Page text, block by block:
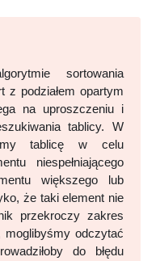
sortowania
z podziałem opartym
na uproszczeniu i
tablicy. W
tablicę w celu
niespełniającego
większego lub
że taki element nie
przekroczy zakres
moglibyśmy odczytać
do błędu